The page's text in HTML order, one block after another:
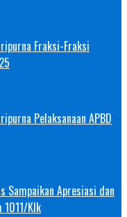
Fraksi-Fraksi
Pelaksanaan APBD
Sampaikan Apresiasi dan
1011/Klk